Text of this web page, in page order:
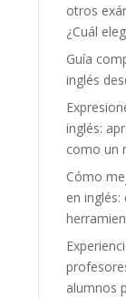
otros
¿Cuál
Guía
inglés
inglés:
como un
Cómo
en
alumnos